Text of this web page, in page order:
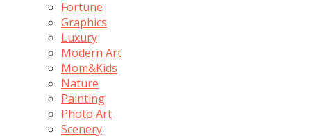
Fortune
Graphics
Luxury
Modern Art
Mom&Kids
Nature
Painting
Photo Art
Scenery